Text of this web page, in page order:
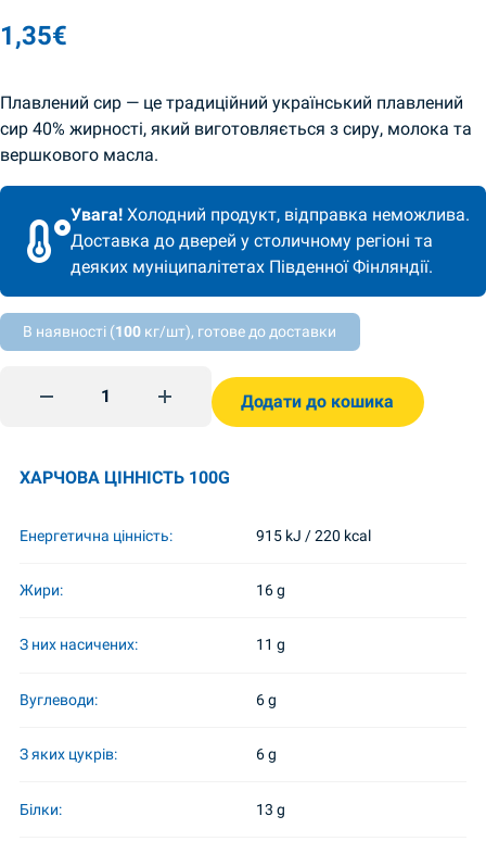
1,35€
Плавлений сир — це традиційний український плавлений
сир 40% жирності, який виготовляється з сиру, молока та
вершкового масла.
Увага! Холодний продукт, відправка неможлива.
Доставка до дверей у столичному регіоні та
деяких муніципалітетах Південної Фінляндії.
В наявності (100 кг/шт), готове до доставки
Сир плавлений Дружба 75г Комо quantity
Додати до кошика
ХАРЧОВА ЦІННІСТЬ 100G
Енергетична цінність: 915 kJ / 220 kcal
Жири: 16 g
З них насичених: 11 g
Вуглеводи: 6 g
З яких цукрів: 6 g
Білки: 13 g